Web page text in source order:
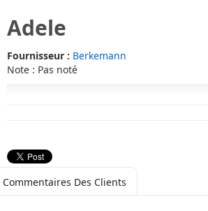
Adele
Fournisseur : Berkemann
Note : Pas noté
Commentaires Des Clients